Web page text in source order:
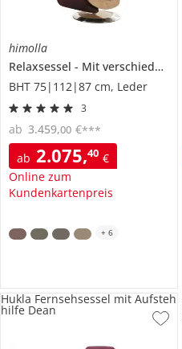
himolla
Relaxsessel
Mit verschiedenen Funktionen
BHT 75|112|87 cm, Leder
3
ab 2.075,40 €
Online zum
Kundenkartenpreis
ab 3.459,00 €***
+ 6
Hukla Fernsehsessel mit Aufsteh
hilfe Dean